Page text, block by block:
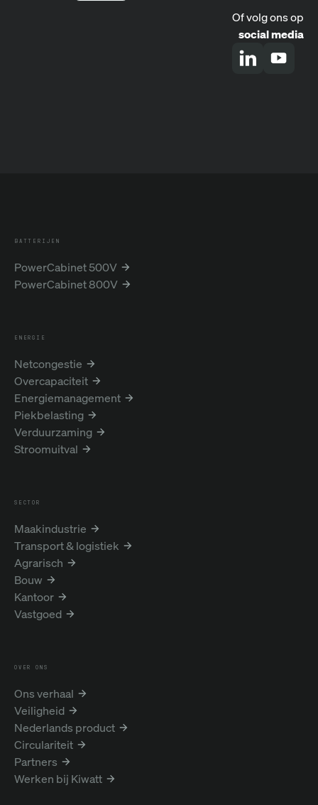
Of volg ons op
social media
BATTERIJEN
PowerCabinet 500V
PowerCabinet 800V
ENERGIE
Netcongestie
Overcapaciteit
Energiemanagement
Piekbelasting
Verduurzaming
Stroomuitval
SECTOR
Maakindustrie
Transport & logistiek
Agrarisch
Bouw
Kantoor
Vastgoed
OVER ONS
Ons verhaal
Veiligheid
Nederlands product
Circulariteit
Partners
Werken bij Kiwatt